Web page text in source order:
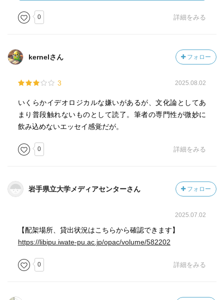
であることと対照的なのである。
0 詳細をみる
kernelさん フォロー
3 2025.08.02
いくらかイデオロジカルな嫌いがあるが、文化論としてあ
まり普段触れないものとして読了。筆者の専門性が微妙に
飲み込めないエッセイ感覚だが。
0 詳細をみる
岩手県立大学メディアセンターさん フォロー
2025.07.02
【配架場所、貸出状況はこちらから確認できます】
https://libipu.iwate-pu.ac.jp/opac/volume/582202
0 詳細をみる